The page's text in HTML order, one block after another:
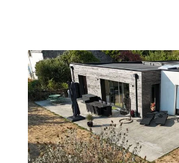
ST ARMEL 56
181 m2, 7 pièces
Ref : 13597
Maison à vendre
682 500 €